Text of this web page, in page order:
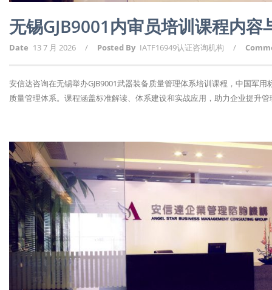
无锡GJB9001内审员培训课程内容
Date 13 7 月 2026 / Posted By IATF16949认证咨询机构 /
安信达咨询在无锡举办GJB9001武器装备质量管理体系培训课程，中国军
质量管理体系。课程涵盖标准解读、体系建设和实战应用，助力企业提升